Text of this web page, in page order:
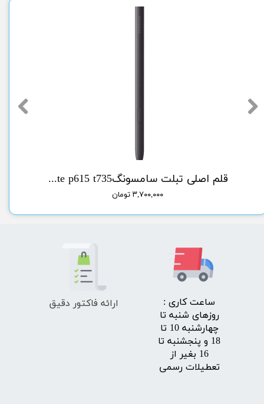
قلم اصلی تبلت سامسونگorg pen tab sam s6 lite p615 t735
۳,۷۰۰,۰۰۰ تومان
​ساعت کاری :
روزهای شنبه تا
چهارشنبه 10 تا
18 و پنجشنبه تا
16 بغیر از
تعطیلات رسمی
ارائه فاکتور دقیق